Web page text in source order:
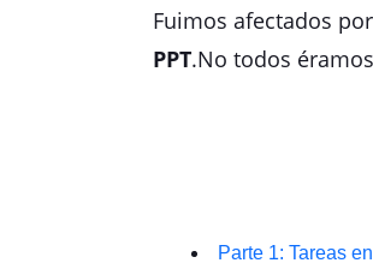
Fuimos afectados
PPT.No todos
Parte 1: Tareas